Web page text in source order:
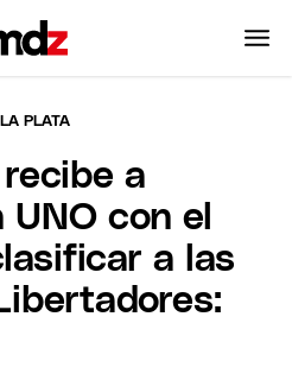
PLATA
a
UNO con el
a las